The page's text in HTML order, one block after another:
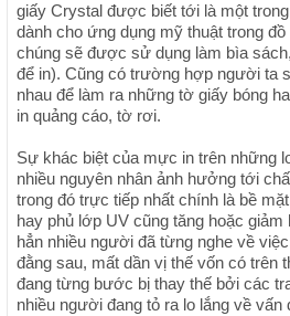
giấy Crystal được biết tới là một
dành cho ứng dụng mỹ thuật trong
chúng sẽ được sử dụng làm bìa
để in). Cũng có trường hợp người ta
nhau để làm ra những tờ giấy bóng
in quảng cáo, tờ rơi.
Sự khác biệt của mực in trên những
nhiều nguyên nhân ảnh hưởng tới
trong đó trực tiếp nhất chính là bề
hay phủ lớp UV cũng tăng hoặc
hẳn nhiều người đã từng nghe về
đằng sau, mất dần vị thế vốn có trên
đang từng bước bị thay thế bởi các
nhiều người đang tỏ ra lo lắng về